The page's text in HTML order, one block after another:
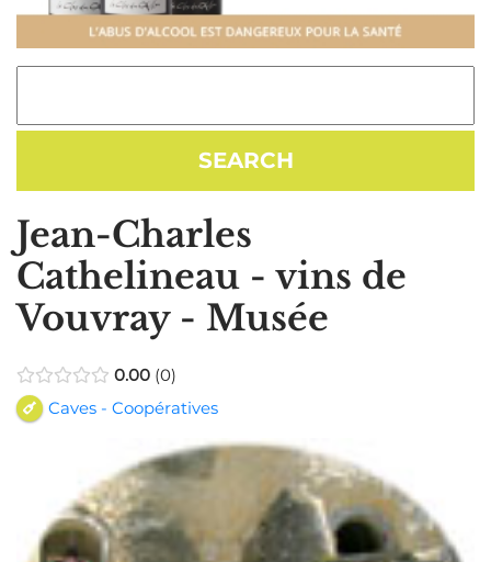
Jean-Charles
Cathelineau - vins de
Vouvray - Musée
0.00 0
Caves - Coopératives